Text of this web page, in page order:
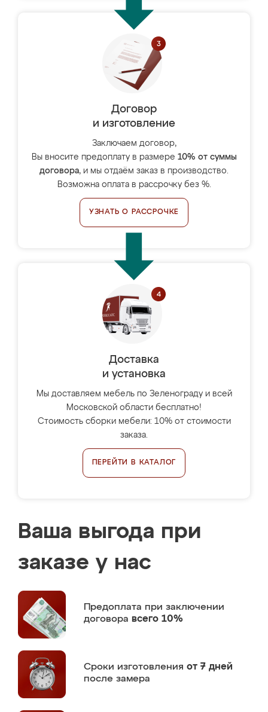
Договор
и изготовление
Заключаем договор,
Вы вносите предоплату в размере 10% от суммы
договора, и мы отдаём заказ в производство.
Возможна оплата в рассрочку без %.
УЗНАТЬ О РАССРОЧКЕ
Доставка
и установка
Мы доставляем мебель по Зеленограду и всей
Московской области бесплатно!
Стоимость сборки мебели: 10% от стоимости
заказа.
ПЕРЕЙТИ В КАТАЛОГ
Ваша выгода при
заказе у нас
Предоплата при заключении
договора всего 10%
Сроки изготовления от 7 дней
после замера